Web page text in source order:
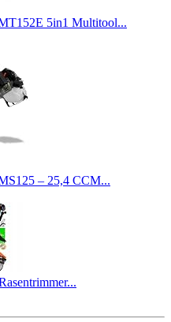
5in1 Multitool...
– 25,4 CCM...